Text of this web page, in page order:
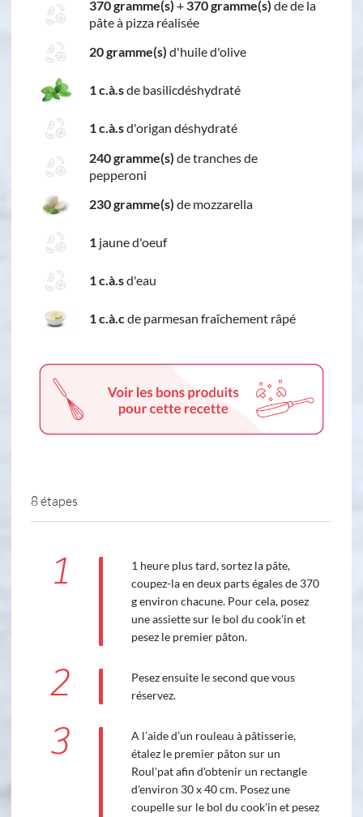
370 gramme(s) + 370 gramme(s) de de la
pâte à pizza réalisée
20 gramme(s) d'huile d'olive
1 c.à.sde basilicdéshydraté
1 c.à.sd'origan déshydraté
240 gramme(s) de tranches de
pepperoni
230 gramme(s) de mozzarella
1 jaune d'oeuf
1 c.à.sd'eau
1 c.à.cde parmesan fraîchement râpé
8 étapes
1
1 heure plus tard, sortez la pâte,
coupez-la en deux parts égales de 370
g environ chacune. Pour cela, posez
une assiette sur le bol du cook'in et
pesez le premier pâton.
2
Pesez ensuite le second que vous
réservez.
3
A l’aide d’un rouleau à pâtisserie,
étalez le premier pâton sur un
Roul'pat afin d'obtenir un rectangle
d'environ 30 x 40 cm. Posez une
coupelle sur le bol du cook'in et pesez